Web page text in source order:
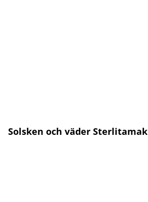
Solsken och väder Sterlitamak